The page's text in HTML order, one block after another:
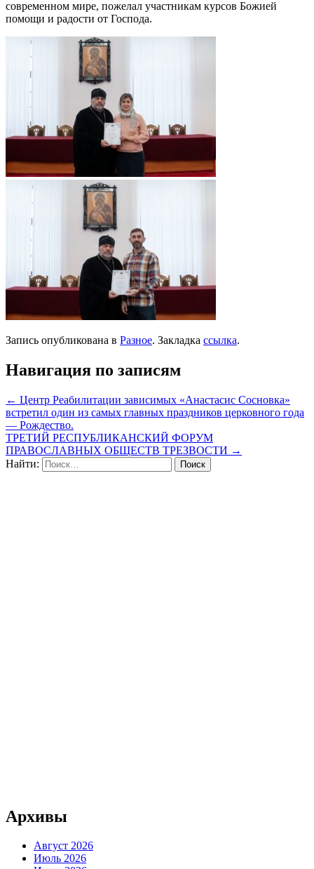
современном мире, пожелал участникам курсов Божией
помощи и радости от Господа.
Запись опубликована в Разное. Закладка ссылка.
Навигация по записям
← Центр Реабилитации зависимых «Анастасис Сосновка»
встретил один из самых главных праздников церковного года
— Рождество.
ТРЕТИЙ РЕСПУБЛИКАНСКИЙ ФОРУМ
ПРАВОСЛАВНЫХ ОБЩЕСТВ ТРЕЗВОСТИ →
Найти:
Архивы
Август 2026
Июль 2026